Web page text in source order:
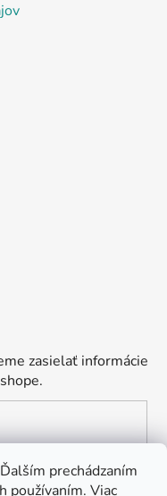
prechádzaním
používaním. Viac
zasielať informácie
ochrany